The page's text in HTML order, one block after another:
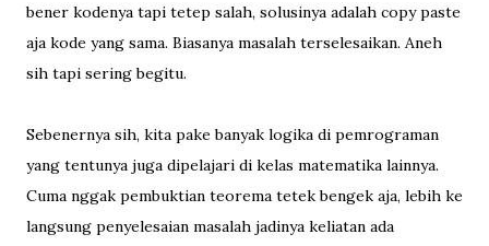
bener kodenya tapi tetep salah, solusinya adalah copy paste
aja kode yang sama. Biasanya masalah terselesaikan. Aneh
sih tapi sering begitu.
Sebenernya sih, kita pake banyak logika di pemrograman
yang tentunya juga dipelajari di kelas matematika lainnya.
Cuma nggak pembuktian teorema tetek bengek aja, lebih ke
langsung penyelesaian masalah jadinya keliatan ada